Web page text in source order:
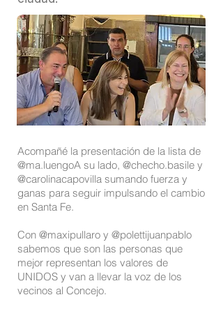
Acompañé la presentación de la lista de
@ma.luengoA su lado, @checho.basile y
@carolinacapovilla sumando fuerza y
ganas para seguir impulsando el cambio
en Santa Fe.
Con @maxipullaro y @polettijuanpablo
sabemos que son las personas que
mejor representan los valores de
UNIDOS y van a llevar la voz de los
vecinos al Concejo.